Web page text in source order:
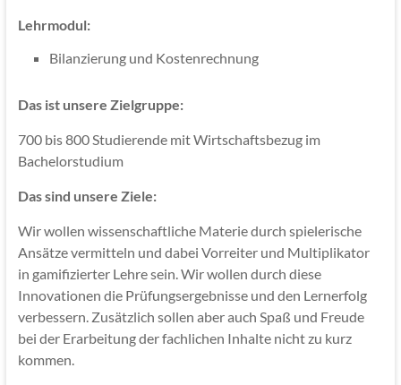
Lehrmodul:
Bilanzierung und Kostenrechnung
Das ist unsere Zielgruppe:
700 bis 800 Studierende mit Wirtschaftsbezug im
Bachelorstudium
Das sind unsere Ziele:
Wir wollen wissenschaftliche Materie durch spielerische
Ansätze vermitteln und dabei Vorreiter und Multiplikator
in gamifizierter Lehre sein. Wir wollen durch diese
Innovationen die Prüfungsergebnisse und den Lernerfolg
verbessern. Zusätzlich sollen aber auch Spaß und Freude
bei der Erarbeitung der fachlichen Inhalte nicht zu kurz
kommen.